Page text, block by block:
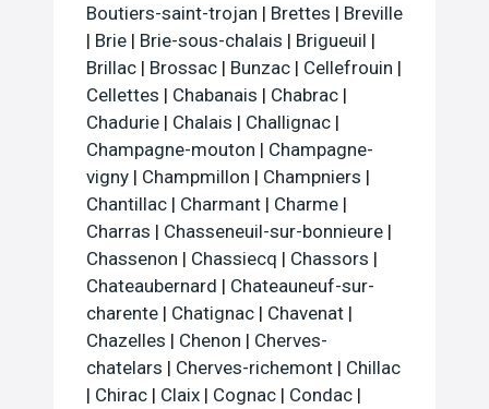
Boutiers-saint-trojan | Brettes | Breville
| Brie | Brie-sous-chalais | Brigueuil |
Brillac | Brossac | Bunzac | Cellefrouin |
Cellettes | Chabanais | Chabrac |
Chadurie | Chalais | Challignac |
Champagne-mouton | Champagne-
vigny | Champmillon | Champniers |
Chantillac | Charmant | Charme |
Charras | Chasseneuil-sur-bonnieure |
Chassenon | Chassiecq | Chassors |
Chateaubernard | Chateauneuf-sur-
charente | Chatignac | Chavenat |
Chazelles | Chenon | Cherves-
chatelars | Cherves-richemont | Chillac
| Chirac | Claix | Cognac | Condac |